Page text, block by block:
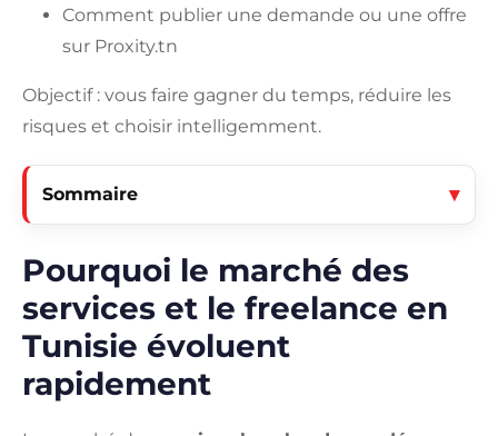
Comment publier une demande ou une offre
sur Proxity.tn
Objectif : vous faire gagner du temps, réduire les
risques et choisir intelligemment.
Sommaire
Pourquoi le marché des
services et le freelance en
Tunisie évoluent
rapidement